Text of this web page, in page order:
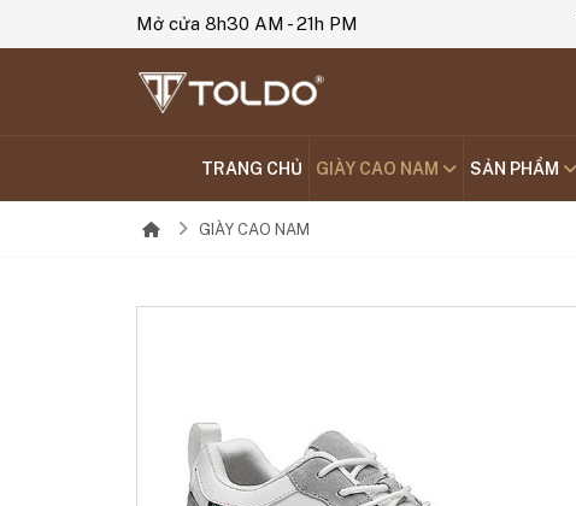
Mở cửa 8h30 AM - 21h PM
TRANG CHỦ GIÀY CAO NAM SẢN PHẨM
GIÀY CAO NAM